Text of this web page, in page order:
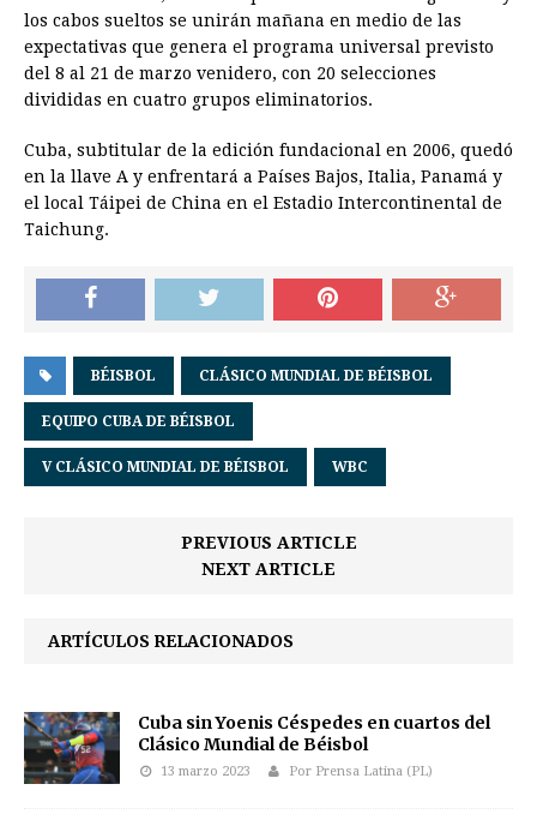
los cabos sueltos se unirán mañana en medio de las
expectativas que genera el programa universal previsto
del 8 al 21 de marzo venidero, con 20 selecciones
divididas en cuatro grupos eliminatorios.
Cuba, subtitular de la edición fundacional en 2006, quedó
en la llave A y enfrentará a Países Bajos, Italia, Panamá y
el local Táipei de China en el Estadio Intercontinental de
Taichung.
BÉISBOL CLÁSICO MUNDIAL DE BÉISBOL
EQUIPO CUBA DE BÉISBOL
V CLÁSICO MUNDIAL DE BÉISBOL WBC
PREVIOUS ARTICLE
NEXT ARTICLE
ARTÍCULOS RELACIONADOS
Cuba sin Yoenis Céspedes en cuartos del
Clásico Mundial de Béisbol
13 marzo 2023 Por Prensa Latina (PL)